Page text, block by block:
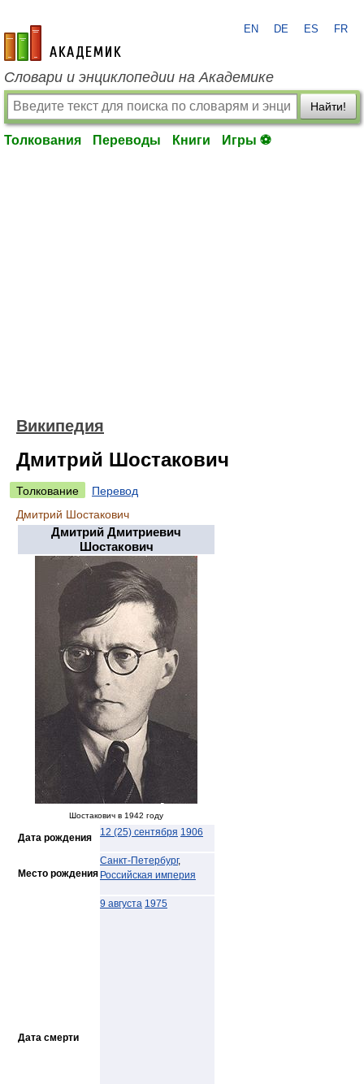
academic.ru
EN DE ES FR
Словари и энциклопедии на Академике
Найти!
Толкования Переводы Книги Игры ⚽
Википедия
Дмитрий Шостакович
Толкование
Перевод
Дмитрий Шостакович
Дмитрий Дмитриевич
Шостакович
Шостакович в 1942 году
Дата рождения 12 (25) сентября 1906
Место рождения
Санкт-Петербург,
Российская империя
Дата смерти
9 августа 1975